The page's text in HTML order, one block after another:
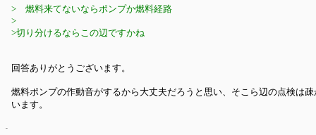
> 燃料来てないならポンプか燃料経路
>
>切り分けるならこの辺ですかね
回答ありがとうございます。
燃料ポンプの作動音がするから大丈夫だろうと思い、そこら辺の点検は
います。